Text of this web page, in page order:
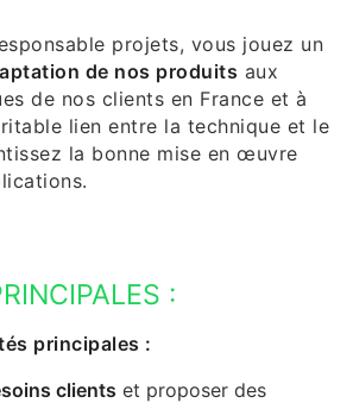
projets, vous jouez un
de nos produits aux
de nos clients en France et à
lien entre la technique et le
la bonne mise en œuvre
:
principales :
clients et proposer des